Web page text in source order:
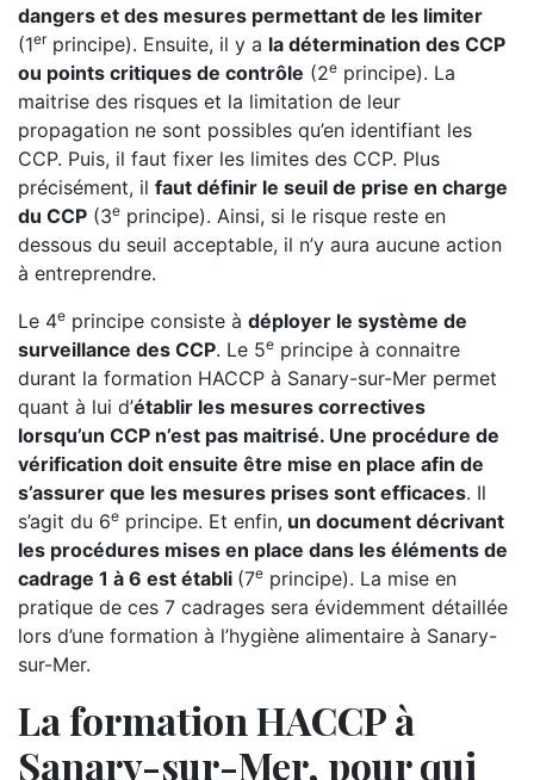
dangers et des mesures permettant de les limiter
(1erprincipe). Ensuite, il y a la détermination des CCP
ou points critiques de contrôle (2e principe). La
maitrise des risques et la limitation de leur
propagation ne sont possibles qu’en identifiant les
CCP. Puis, il faut fixer les limites des CCP. Plus
précisément, il faut définir le seuil de prise en charge
du CCP (3e principe). Ainsi, si le risque reste en
dessous du seuil acceptable, il n’y aura aucune action
à entreprendre.
Le 4e principe consiste à déployer le système de
surveillance des CCP. Le 5e principe à connaitre
durant la formation HACCP à Sanary-sur-Mer permet
quant à lui d’établir les mesures correctives
lorsqu’un CCP n’est pas maitrisé. Une procédure de
vérification doit ensuite être mise en place afin de
s’assurer que les mesures prises sont efficaces. Il
s’agit du 6e principe. Et enfin, un document décrivant
les procédures mises en place dans les éléments de
cadrage 1 à 6 est établi (7e principe). La mise en
pratique de ces 7 cadrages sera évidemment détaillée
lors d’une formation à l’hygiène alimentaire à Sanary-
sur-Mer.
La formation HACCP à
Sanary-sur-Mer, pour qui